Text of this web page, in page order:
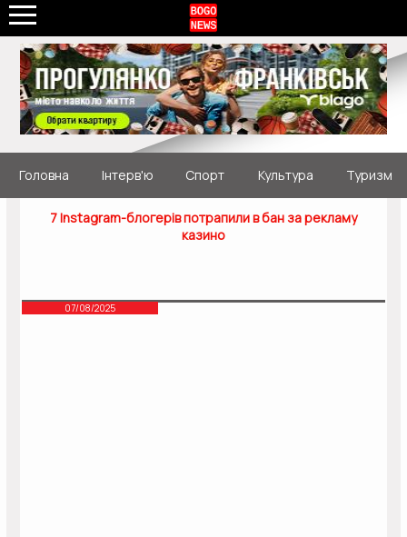
Головна Інтерв'ю Спорт Культура Туризм
7 Instagram-блогерів потрапили в бан за рекламу
казино
07/08/2025